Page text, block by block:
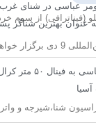
(فیناترافی) از سوم
خواهد شد.
شنا،شیرجه و
عباسی در شنای غرب
عنوان بهترین شناگر
صعود هومر عباسی به